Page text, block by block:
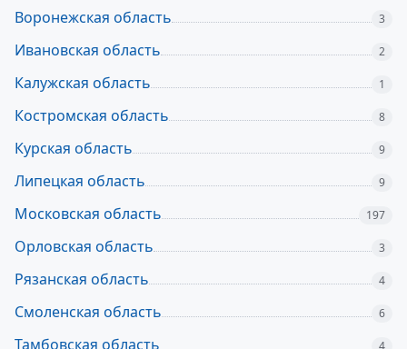
Воронежская область 3
Ивановская область 2
Калужская область 1
Костромская область 8
Курская область 9
Липецкая область 9
Московская область 197
Орловская область 3
Рязанская область 4
Смоленская область 6
Тамбовская область 4